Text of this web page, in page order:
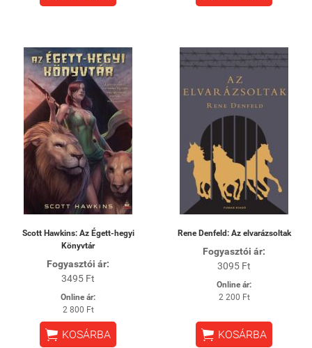
Scott Hawkins: Az Égett-hegyi
Könyvtár
Fogyasztói ár:
3495 Ft
Online ár:
2 800 Ft
 KOSÁRBA
Rene Denfeld: Az elvarázsoltak
Fogyasztói ár:
3095 Ft
Online ár:
2 200 Ft
 KOSÁRBA